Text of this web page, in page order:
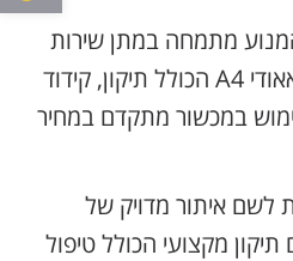
מתמחה במתן שירות
מקיף עבור מחשב מנוע אאודי A4 הכולל תיקון, קידוד
במכשור מתקדם במחיר
לשם איתור מדויק של
מקצועי הכולל טיפול